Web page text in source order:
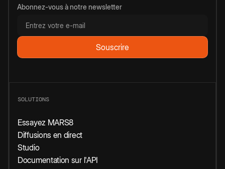
Abonnez-vous à notre newsletter
SOLUTIONS
Essayez MARS8
Diffusions en direct
Studio
Documentation sur l'API